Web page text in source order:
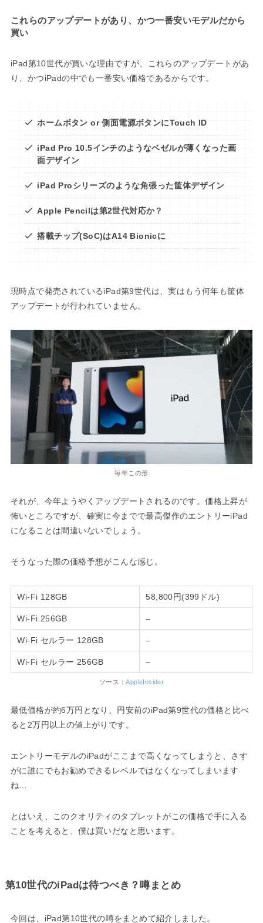
これらのアップデートがあり、かつ一番安いモデルだから
買い
iPad第10世代が買いな理由ですが、これらのアップデートがあ
り、かつiPadの中でも一番安い価格であるからです。
ホームボタン or 側面電源ボタンにTouch ID
iPad Pro 10.5インチのようなベゼルが薄くなった画
面デザイン
iPad Proシリーズのような角張った筐体デザイン
Apple Pencilは第2世代対応か？
搭載チップ(SoC)はA14 Bionicに
現時点で発売されているiPad第9世代は、実はもう何年も筐体
アップデートが行われていません。
毎年この形
それが、今年ようやくアップデートされるのです。価格上昇が
怖いところですが、確実に今までで最高傑作のエントリーiPad
になることは間違いないでしょう。
そうなった際の価格予想がこんな感じ。
Wi-Fi 128GB 58,800円(399ドル)
Wi-Fi 256GB –
Wi-Fi セルラー 128GB –
Wi-Fi セルラー 256GB –
ソース：AppleInsider
最低価格が約6万円となり、円安前のiPad第9世代の価格と比べ
ると2万円以上の値上がりです。
エントリーモデルのiPadがここまで高くなってしまうと、さす
がに誰にでもお勧めできるレベルではなくなってしまいます
ね…
とはいえ、このクオリティのタブレットがこの価格で手に入る
ことを考えると、僕は買いだなと思います。
第10世代のiPadは待つべき？噂まとめ
今回は、iPad第10世代の噂をまとめて紹介しました。